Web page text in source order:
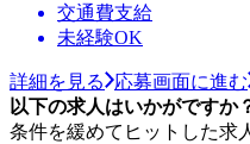
交通費支給
未経験OK
詳細を見る
応募画面に進む
以下の求人はいかがですか
条件を緩めてヒットした求